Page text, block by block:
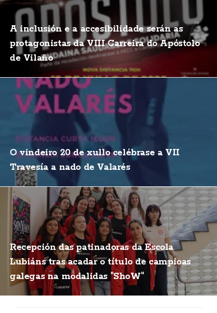
A inclusión e a accesibilidade serán as
protagonistas da VIII Carreira do Apóstolo
de Vilaño
O vindeiro 20 de xullo celébrase a VII
Travesía a nado de Valarés
Recepción das patinadoras da Escola
Lubiáns tras acadar o título de campioas
galegas na modalidas "ShoW"